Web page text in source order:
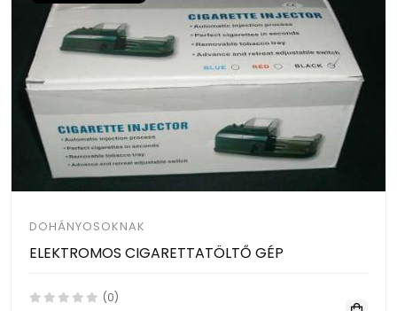
DOHÁNYOSOKNAK
ELEKTROMOS CIGARETTATÖLTŐ GÉP
(0)